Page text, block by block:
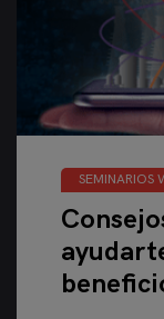
SEMINARIOS